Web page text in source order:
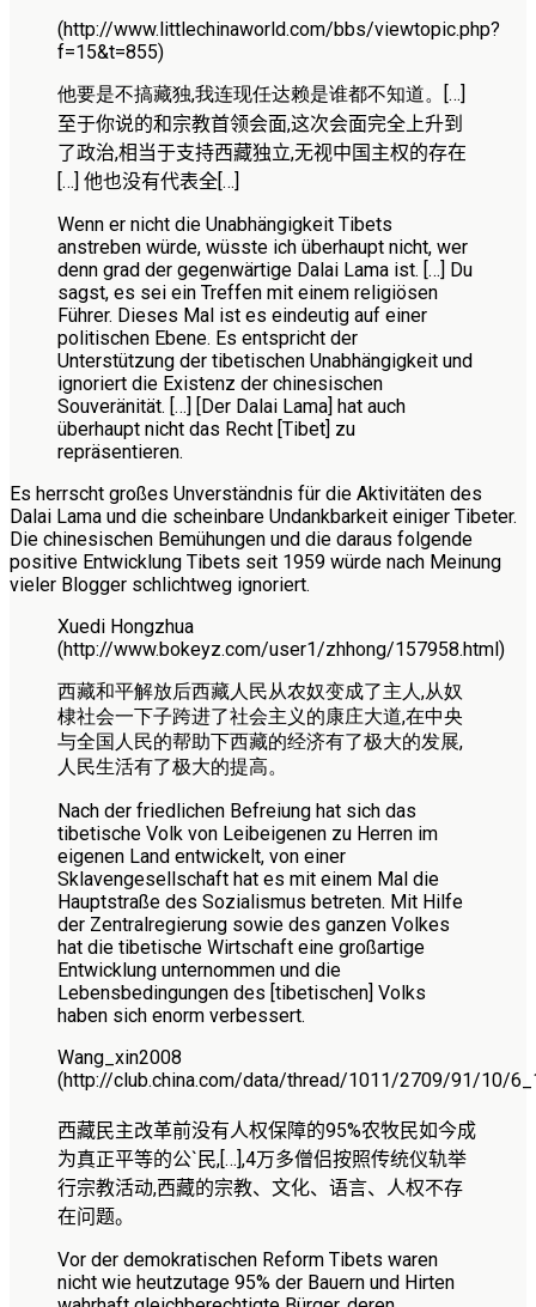
(http://www.littlechinaworld.com/bbs/viewtopic.php?
f=15&t=855)
他要是不搞藏独,我连现任达赖是谁都不知道。
[…]
至于你说的和宗教首领会面,这次会面完全上升到
了政治,相当于支持西藏独立,无视中国主权的存在
[…] 他也没有代表全[…]
Wenn er nicht die Unabhängigkeit Tibets
anstreben würde, wüsste ich überhaupt nicht, wer
denn grad der gegenwärtige Dalai Lama ist. […] Du
sagst, es sei ein Treffen mit einem religiösen
Führer. Dieses Mal ist es eindeutig auf einer
politischen Ebene. Es entspricht der
Unterstützung der tibetischen Unabhängigkeit und
ignoriert die Existenz der chinesischen
Souveränität. […] [Der Dalai Lama] hat auch
überhaupt nicht das Recht [Tibet] zu
repräsentieren.
Es herrscht großes Unverständnis für die Aktivitäten des
Dalai Lama und die scheinbare Undankbarkeit einiger Tibeter.
Die chinesischen Bemühungen und die daraus folgende
positive Entwicklung Tibets seit 1959 würde nach Meinung
vieler Blogger schlichtweg ignoriert.
Xuedi Hongzhua
(http://www.bokeyz.com/user1/zhhong/157958.html)
西藏和平解放后西藏人民从农奴变成了主人,从奴
棣社会一下子跨进了社会主义的康庄大道,在中央
与全国人民的帮助下西藏的经济有了极大的发展,
人民生活有了极大的提高。
Nach der friedlichen Befreiung hat sich das
tibetische Volk von Leibeigenen zu Herren im
eigenen Land entwickelt, von einer
Sklavengesellschaft hat es mit einem Mal die
Hauptstraße des Sozialismus betreten. Mit Hilfe
der Zentralregierung sowie des ganzen Volkes
hat die tibetische Wirtschaft eine großartige
Entwicklung unternommen und die
Lebensbedingungen des [tibetischen] Volks
haben sich enorm verbessert.
Wang_xin2008
(http://club.china.com/data/thread/1011/2709/91/10/
西藏民主改革前没有人权保障的95%农牧民如今成
为真正平等的公` 民,[…],4万多僧侣按照传统仪轨举
行宗教活动,西藏的宗教、文化、语言、人权不存
在问题。
Vor der demokratischen Reform Tibets waren
nicht wie heutzutage 95% der Bauern und Hirten